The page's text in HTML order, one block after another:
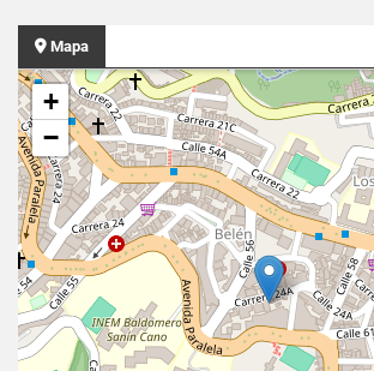
Mapa
+
−